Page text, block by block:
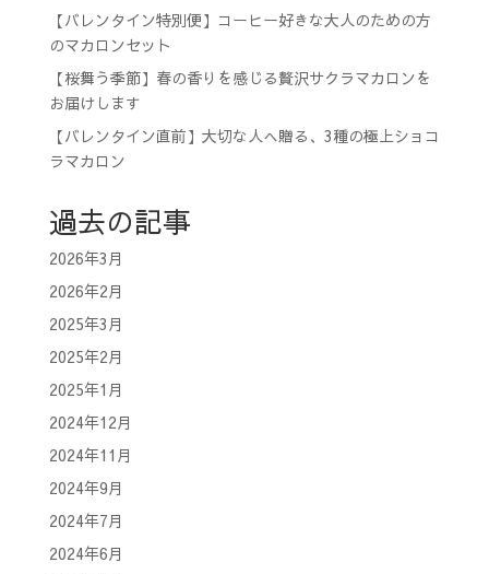
【バレンタイン特別便】コーヒー好きな大人のための方
のマカロンセット
【桜舞う季節】春の香りを感じる贅沢サクラマカロンを
お届けします
【バレンタイン直前】大切な人へ贈る、3種の極上ショコ
ラマカロン
過去の記事
2026年3月
2026年2月
2025年3月
2025年2月
2025年1月
2024年12月
2024年11月
2024年9月
2024年7月
2024年6月